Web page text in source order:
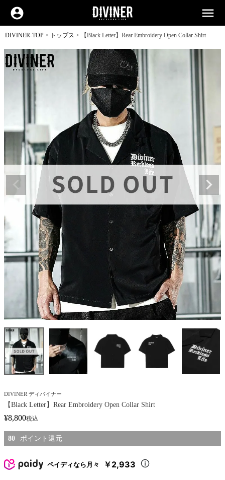
account_circle menu
DIVINER-TOP トップス 【Black Letter】Rear Embroidery Open Collar Shirt
DIVINER ディバイナー
【Black Letter】Rear Embroidery Open Collar Shirt
¥8,800税込
80
ペイディなら月々 ￥2,933